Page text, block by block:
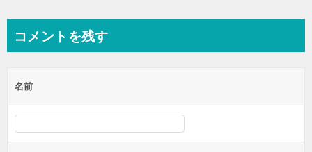
ビ
ー
シ
コメントを残す
名前